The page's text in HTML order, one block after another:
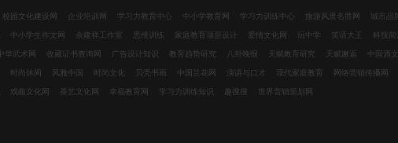
校园文化建设网 企业培训网 学习力教育中心 中小学教育网 学习力训练中心 旅游风景名胜网 城市品
中小学生作文网 余建祥工作室 思维训练 家庭教育顶层设计 爱情文化网 玩中学 笑话大王 科技前
中华武术网 收藏证书查询网 广告设计知识 教育趋势研究 八卦晚报 天赋教育研究 天赋邂逅 中国酒
时尚休闲 风雅中国 时尚文化 贝壳书画 中国兰花网 演讲与口才 现代家庭教育 网络营销传播网
戏曲文化网 茶艺文化网 幸福教育网 学习力训练知识 趣搜搜 世界营销策划网